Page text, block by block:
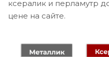
ксералик и перламутр
цене на сайте.